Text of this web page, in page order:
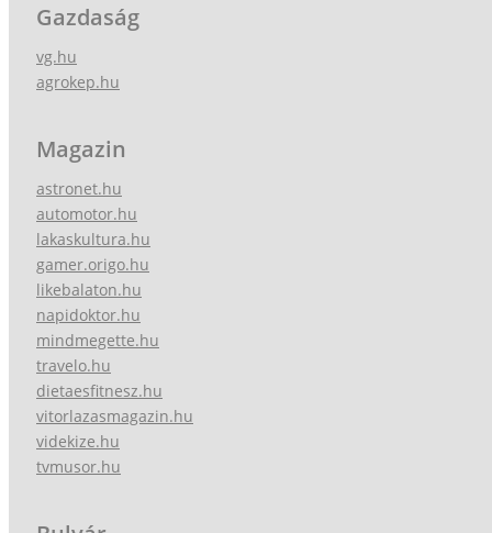
Gazdaság
vg.hu
agrokep.hu
Magazin
astronet.hu
automotor.hu
lakaskultura.hu
gamer.origo.hu
likebalaton.hu
napidoktor.hu
mindmegette.hu
travelo.hu
dietaesfitnesz.hu
vitorlazasmagazin.hu
videkize.hu
tvmusor.hu